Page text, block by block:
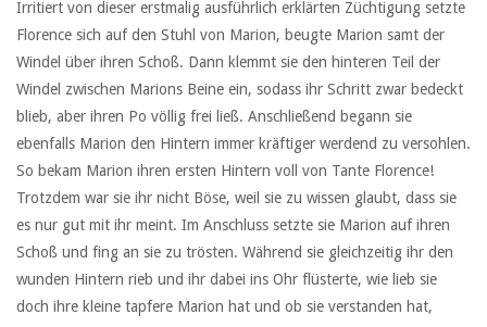
Irritiert von dieser erstmalig ausführlich erklärten Züchtigung setzte
Florence sich auf den Stuhl von Marion, beugte Marion samt der
Windel über ihren Schoß. Dann klemmt sie den hinteren Teil der
Windel zwischen Marions Beine ein, sodass ihr Schritt zwar bedeckt
blieb, aber ihren Po völlig frei ließ. Anschließend begann sie
ebenfalls Marion den Hintern immer kräftiger werdend zu versohlen.
So bekam Marion ihren ersten Hintern voll von Tante Florence!
Trotzdem war sie ihr nicht Böse, weil sie zu wissen glaubt, dass sie
es nur gut mit ihr meint. Im Anschluss setzte sie Marion auf ihren
Schoß und fing an sie zu trösten. Während sie gleichzeitig ihr den
wunden Hintern rieb und ihr dabei ins Ohr flüsterte, wie lieb sie
doch ihre kleine tapfere Marion hat und ob sie verstanden hat,